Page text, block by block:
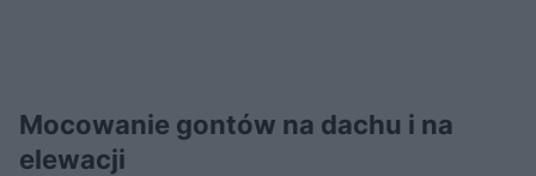
Mocowanie gontów na dachu i na
elewacji